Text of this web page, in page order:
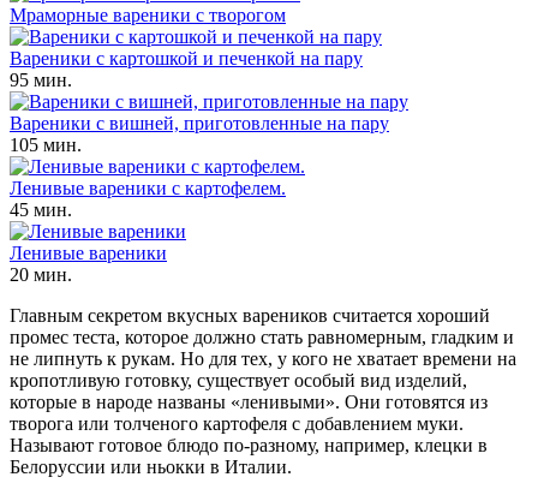
Мраморные вареники с творогом
Вареники с картошкой и печенкой на пару
95 мин.
Вареники с вишней, приготовленные на пару
105 мин.
Ленивые вареники с картофелем.
45 мин.
Ленивые вареники
20 мин.
Главным секретом вкусных вареников считается хороший
промес теста, которое должно стать равномерным, гладким и
не липнуть к рукам. Но для тех, у кого не хватает времени на
кропотливую готовку, существует особый вид изделий,
которые в народе названы «ленивыми». Они готовятся из
творога или толченого картофеля с добавлением муки.
Называют готовое блюдо по-разному, например, клецки в
Белоруссии или ньокки в Италии.